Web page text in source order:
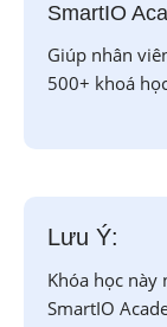
SmartIO
Giúp nhân
500+ khoá
Lưu Ý:
Khóa học
SmartIO